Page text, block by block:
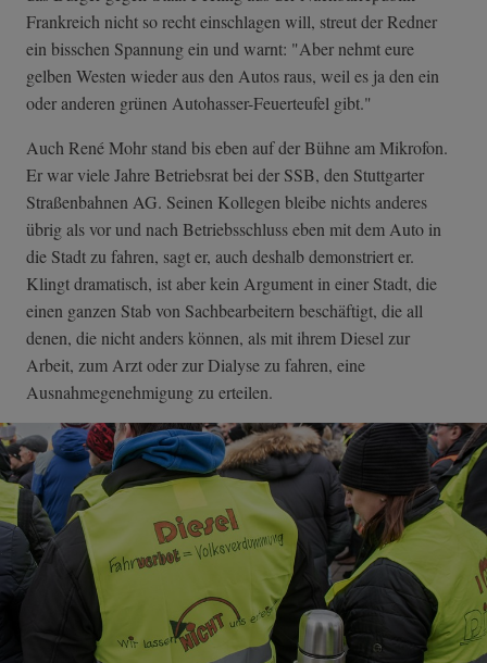
Frankreich nicht so recht einschlagen will, streut der Redner
ein bisschen Spannung ein und warnt: "Aber nehmt eure
gelben Westen wieder aus den Autos raus, weil es ja den ein
oder anderen grünen Autohasser-Feuerteufel gibt."
Auch René Mohr stand bis eben auf der Bühne am Mikrofon.
Er war viele Jahre Betriebsrat bei der SSB, den Stuttgarter
Straßenbahnen AG. Seinen Kollegen bleibe nichts anderes
übrig als vor und nach Betriebsschluss eben mit dem Auto in
die Stadt zu fahren, sagt er, auch deshalb demonstriert er.
Klingt dramatisch, ist aber kein Argument in einer Stadt, die
einen ganzen Stab von Sachbearbeitern beschäftigt, die all
denen, die nicht anders können, als mit ihrem Diesel zur
Arbeit, zum Arzt oder zur Dialyse zu fahren, eine
Ausnahmegenehmigung zu erteilen.